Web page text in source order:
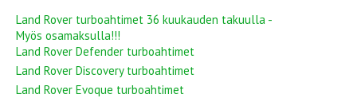
Land Rover turboahtimet 36 kuukauden takuulla -
Myös osamaksulla!!!
Land Rover Defender turboahtimet
Land Rover Discovery turboahtimet
Land Rover Evoque turboahtimet